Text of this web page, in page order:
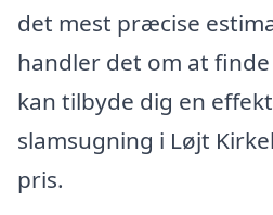
det mest præcise
handler det om at
kan tilbyde dig en
slamsugning i Løjt
pris.